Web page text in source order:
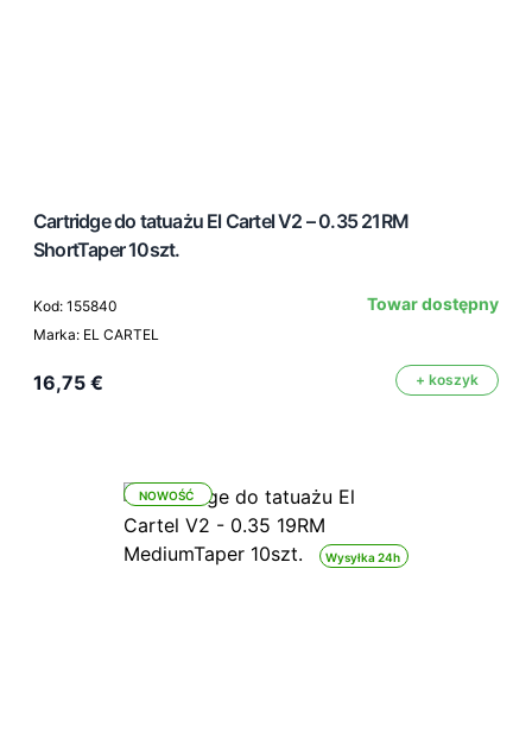
Cartridge do tatuażu El Cartel V2 – 0.35 21RM
ShortTaper 10szt.
Kod: 155840
Marka: EL CARTEL
Towar dostępny
16,75 € + koszyk
Wysyłka 24h
NOWOŚĆ